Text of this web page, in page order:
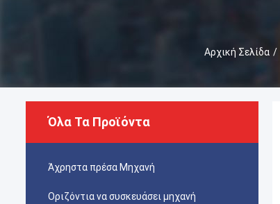
Αρχική Σελίδα /
Όλα Τα Προϊόντα
Άχρηστα πρέσα Μηχανή
Οριζόντια να συσκευάσει μηχανή